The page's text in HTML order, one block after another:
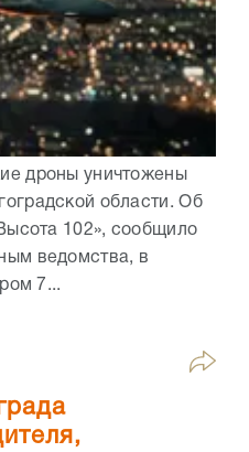
дроны уничтожены
области. Об
102», сообщило
ведомства, в
7...